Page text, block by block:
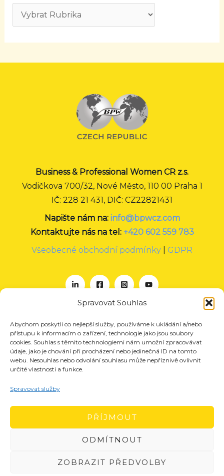
Spravovat Souhlas
Abychom poskytli co nejlepší služby, používáme k ukládání a/nebo
přístupu k informacím o zařízení, technologie jako jsou soubory
cookies. Souhlas s těmito technologiemi nám umožní zpracovávat
údaje, jako je chování při procházení nebo jedinečná ID na tomto
webu. Nesouhlas nebo odvolání souhlasu může nepříznivě ovlivnit
určité vlastnosti a funkce.
Spravovat služby
PŘÍJMOUT
ODMÍTNOUT
ZOBRAZIT PŘEDVOLBY
Business & Professional Women CR z.s.
Vodičkova 700/32, Nové Město, 110 00 Praha 1
IČ: 228 21 431, DIČ: CZ22821431
Napište nám na: info@bpwcz.com
Kontaktujte nás na tel: +420 602 559 783
Všeobecné obchodní podmínky
GDPR
O nás
Projekty
Členství
Kontakt